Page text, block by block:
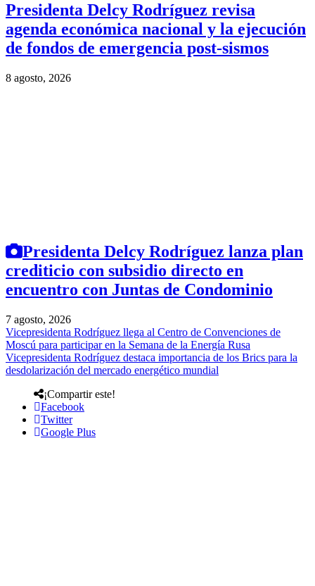
Presidenta Delcy Rodríguez revisa
agenda económica nacional y la ejecución
de fondos de emergencia post-sismos
8 agosto, 2026
Presidenta Delcy Rodríguez lanza plan
crediticio con subsidio directo en
encuentro con Juntas de Condominio
7 agosto, 2026
Vicepresidenta Rodríguez llega al Centro de Convenciones de
Moscú para participar en la Semana de la Energía Rusa
Vicepresidenta Rodríguez destaca importancia de los Brics para la
desdolarización del mercado energético mundial
¡Compartir este!
Facebook
Twitter
Google Plus